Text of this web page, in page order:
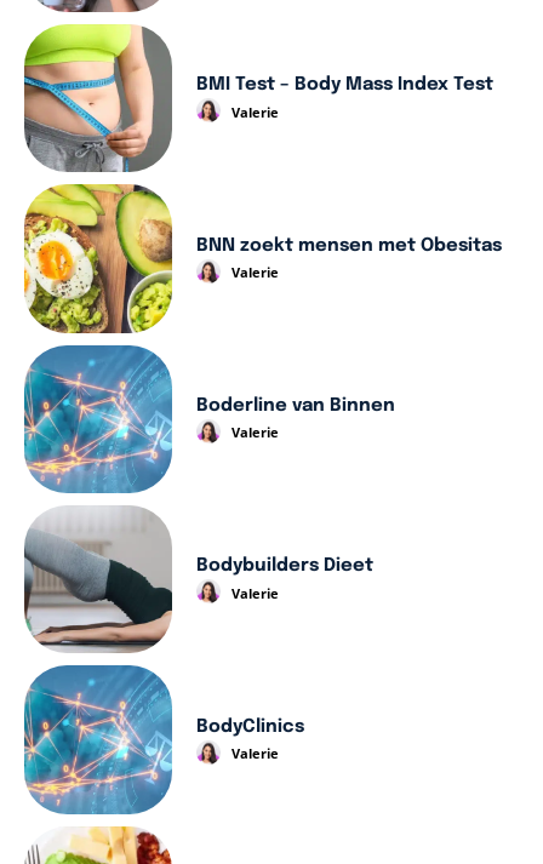
BMI Test – Body Mass Index Test
Valerie
BNN zoekt mensen met Obesitas
Valerie
Boderline van Binnen
Valerie
Bodybuilders Dieet
Valerie
BodyClinics
Valerie